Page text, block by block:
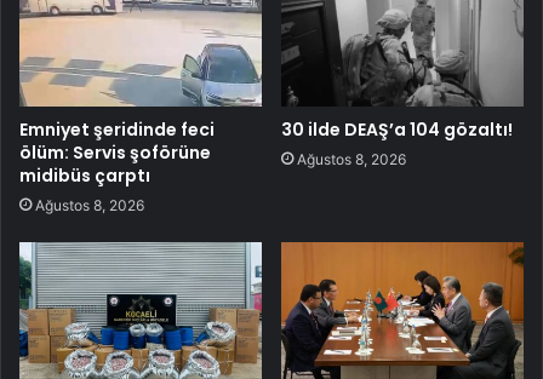
Emniyet şeridinde feci
ölüm: Servis şoförüne
midibüs çarptı
Ağustos 8, 2026
30 ilde DEAŞ’a 104 gözaltı!
Ağustos 8, 2026